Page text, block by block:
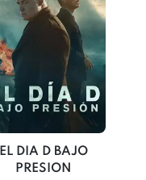
EL DIA D BAJO
PRESION